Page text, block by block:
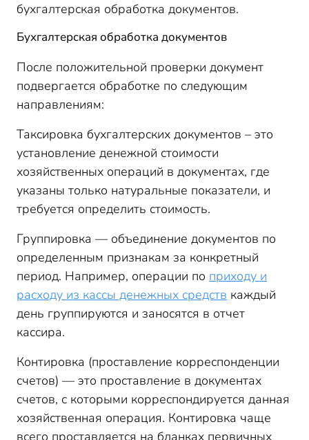
бухгалтерская обработка документов.
Бухгалтерская обработка документов
После положительной проверки документ
подвергается обработке по следующим
направлениям:
Таксировка бухгалтерских документов – это
установление денежной стоимости
хозяйственных операций в документах, где
указаны только натуральные показатели, и
требуется определить стоимость.
Группировка — объединение документов по
определенным признакам за конкретный
период. Например, операции по приходу и
расходу из кассы денежных средств каждый
день группируются и заносятся в отчет
кассира.
Контировка (проставление корреспонденции
счетов) — это проставление в документах
счетов, с которыми корреспондируется данная
хозяйственная операция. Контировка чаще
всего проставляется на бланках первичных